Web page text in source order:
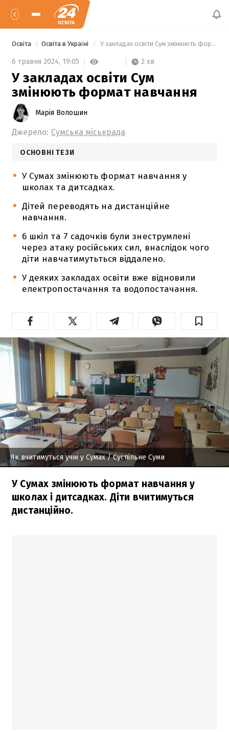
Освіта Освіта в Україні У закладах освіти Сум змінюють формат навчання
6 травня 2024, 19:05 2 хв
У закладах освіти Сум
змінюють формат навчання
Марія Волошин
Джерело: Сумська міськрада
ОСНОВНІ ТЕЗИ
У Сумах змінюють формат навчання у
школах та дитсадках.
Дітей переводять на дистанційне
навчання.
6 шкіл та 7 садочків були знеструмлені
через атаку російських сил, внаслідок чого
діти навчатимутьться віддалено.
У деяких закладах освіти вже відновили
електропостачання та водопостачання.
Як вчитимуться учні у Сумах/ Суспільне Суми
У Сумах змінюють формат навчання у
школах і дитсадках. Діти вчитимуться
дистанційно.